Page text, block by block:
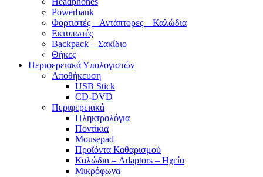
Powerbank
Φορτιστές – Αντάπτορες – Καλώδια
Εκτυπωτές
Backpack – Σακίδιο
Θήκες
Περιφερειακά Υπολογιστών
Αποθήκευση
USB Stick
CD-DVD
Περιφερειακά
Πληκτρολόγια
Ποντίκια
Mousepad
Προϊόντα Καθαρισμού
Καλώδια – Adaptors – Ηχεία
Μικρόφωνα